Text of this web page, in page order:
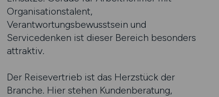
Organisationstalent,
Verantwortungsbewusstsein und
Servicedenken ist dieser Bereich besonders
attraktiv.
Der Reisevertrieb ist das Herzstück der
Branche. Hier stehen Kundenberatung,